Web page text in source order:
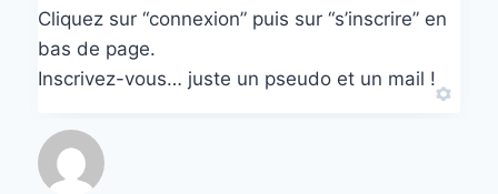
Cliquez sur “connexion” puis sur “s’inscrire” en
bas de page.
Inscrivez-vous… juste un pseudo et un mail !